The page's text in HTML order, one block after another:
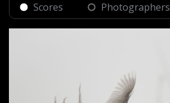
Scores Photographers